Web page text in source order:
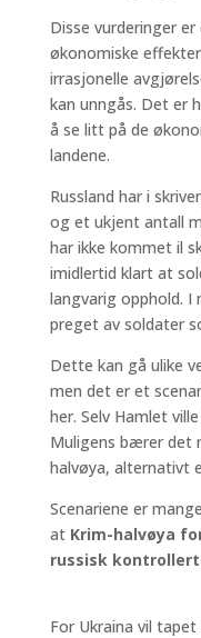
Disse vurderinger
økonomiske
irrasjonelle
kan unngås. Det er
å se litt på de
landene.
Russland har i
og et ukjent antall
har ikke kommet il
imidlertid klart at
langvarig opphold. I
preget av soldater
Dette kan gå ulike
men det er et
her. Selv Hamlet
Muligens bærer det
halvøya, alternativt
Scenariene er
at Krim-halvøya
russisk
For Ukraina vil